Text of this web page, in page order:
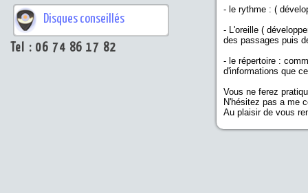
Disques conseillés
Tel : 06 74 86 17 82
- le rythme : (
- L'oreille (
des passages puis
- le répertoire :
d'informations que
Vous ne ferez
N'hésitez pas a me
Au plaisir de vous